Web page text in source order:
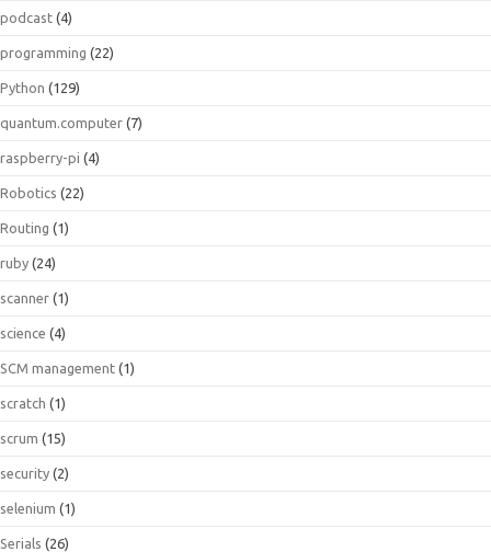
podcast (4)
programming (22)
Python (129)
quantum.computer (7)
raspberry-pi (4)
Robotics (22)
Routing (1)
ruby (24)
scanner (1)
science (4)
SCM management (1)
scratch (1)
scrum (15)
security (2)
selenium (1)
Serials (26)